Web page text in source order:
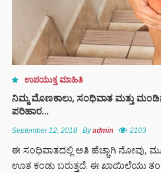
ಉಪಯುಕ್ತ ಮಾಹಿತಿ
ನಿಮ್ಮ ಮೊಣಕಾಲು, ಸಂಧಿವಾತ ಮತ್ತು
ಪರಿಹಾರ…
September 12, 2018 Byadmin 2103
ಈ ಸಂಧಿವಾತದಲ್ಲಿ ಅತಿ ಹೆಚ್ಚಾಗಿ ನೋವು,
ಊತ ಕಂಡು ಬರುತ್ತದೆ. ಈ ಖಾಯಿಲೆಯು